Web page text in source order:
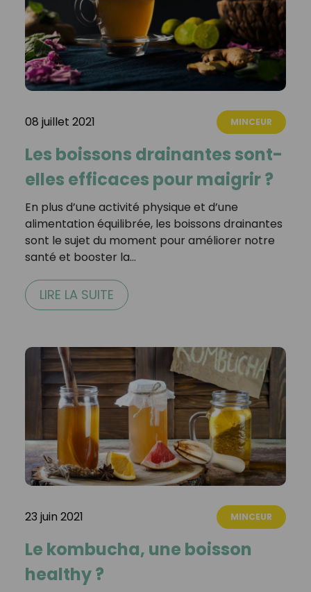
08 juillet 2021 MINCEUR
Les boissons drainantes sont-
elles efficaces pour maigrir ?
En plus d’une activité physique et d’une
alimentation équilibrée, les boissons drainantes
sont le sujet du moment pour améliorer notre
santé et booster la…
LIRE LA SUITE
23 juin 2021 MINCEUR
Le kombucha, une boisson
healthy ?